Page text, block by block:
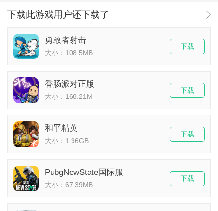
下载此游戏用户还下载了
勇敢者射击
大小：108.5MB
下载
香肠派对正版
大小：168.21M
下载
和平精英
大小：1.96GB
下载
PubgNewState国际服
大小：67.39MB
下载